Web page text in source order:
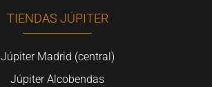
TIENDAS JÚPITER
Júpiter Madrid (central)
Júpiter Alcobendas